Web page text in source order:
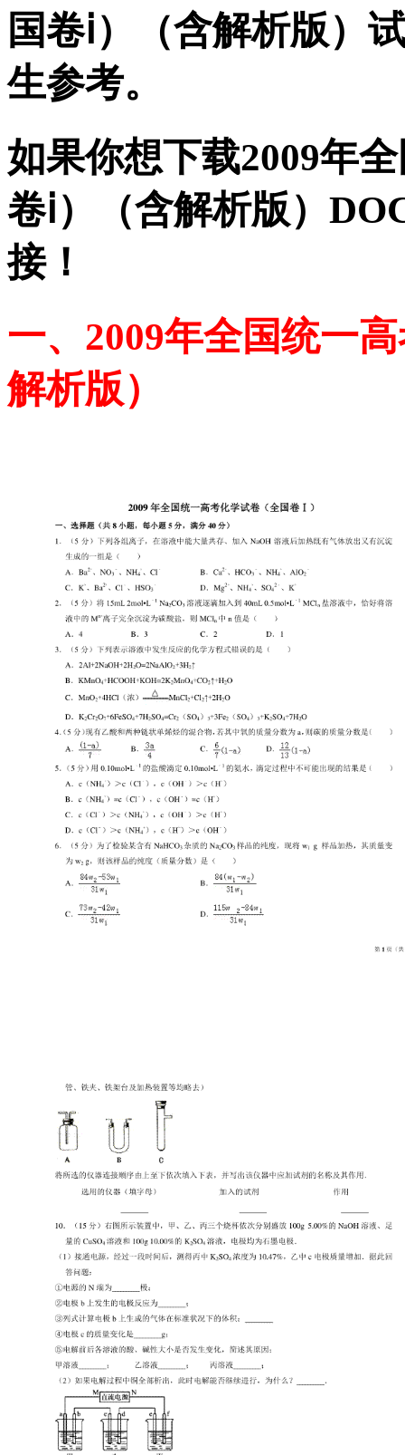
国卷ⅰ）（含解析版）
生参考。
如果你想下载2009年
卷ⅰ）（含解析版）
接！
一、2009年全国统一
解析版）